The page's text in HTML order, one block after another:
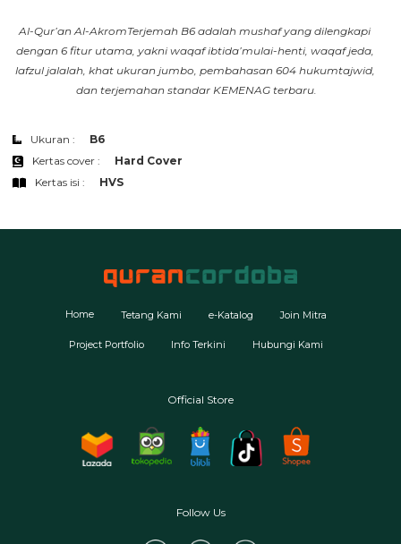
Al-Qur’an Al-AkromTerjemah B6 adalah mushaf yang dilengkapi
dengan 6 fitur utama, yakni waqaf ibtida’mulai-henti, waqaf jeda,
lafzul jalalah, khat ukuran jumbo, pembahasan 604 hukumtajwid,
dan terjemahan standar KEMENAG terbaru.
Ukuran :
B6
Kertas cover :
Hard Cover
Kertas isi :
HVS
Home Tetang Kami e-Katalog Join Mitra
Project Portfolio Info Terkini Hubungi Kami
Official Store
Follow Us